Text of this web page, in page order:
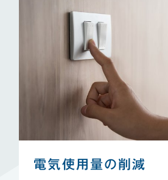
電気使用量の削減